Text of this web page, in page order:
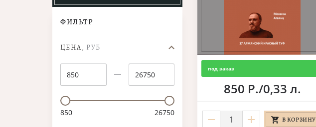
ФИЛЬТР
ЦЕНА, РУБ
850 26750
под заказ
850 Р./0,33 л.
В КОРЗИНУ